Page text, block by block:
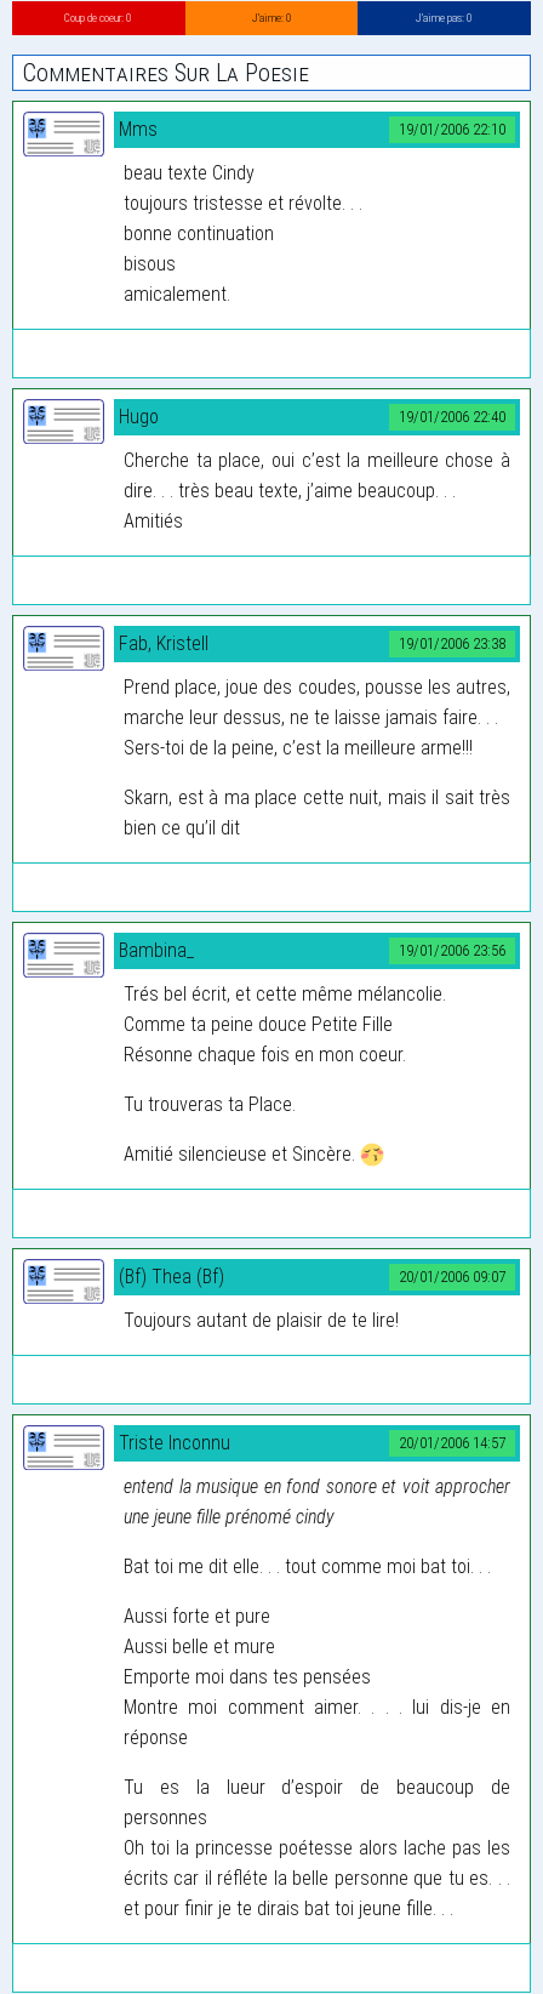
Coup de coeur: 0 J’aime: 0 J’aime pas: 0
Commentaires Sur La Poesie
19/01/2006 22:10
Mms
beau texte Cindy
toujours tristesse et révolte. . .
bonne continuation
bisous
amicalement.
19/01/2006 22:40
Hugo
Cherche ta place, oui c’est la meilleure chose à
dire. . . très beau texte, j’aime beaucoup. . .
Amitiés
19/01/2006 23:38
Fab, Kristell
Prend place, joue des coudes, pousse les autres,
marche leur dessus, ne te laisse jamais faire. . .
Sers-toi de la peine, c’est la meilleure arme!!!
Skarn, est à ma place cette nuit, mais il sait très
bien ce qu’il dit
19/01/2006 23:56
Bambina_
Trés bel écrit, et cette même mélancolie.
Comme ta peine douce Petite Fille
Résonne chaque fois en mon coeur.
Tu trouveras ta Place.
Amitié silencieuse et Sincère.
20/01/2006 09:07
(Bf) Thea (Bf)
Toujours autant de plaisir de te lire!
20/01/2006 14:57
Triste Inconnu
entend la musique en fond sonore et voit approcher
une jeune fille prénomé cindy
Bat toi me dit elle. . . tout comme moi bat toi. . .
Aussi forte et pure
Aussi belle et mure
Emporte moi dans tes pensées
Montre moi comment aimer. . . . lui dis-je en
réponse
Tu es la lueur d’espoir de beaucoup de
personnes
Oh toi la princesse poétesse alors lache pas les
écrits car il réfléte la belle personne que tu es. . .
et pour finir je te dirais bat toi jeune fille. . .